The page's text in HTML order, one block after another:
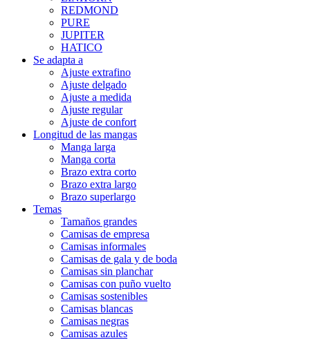
REDMOND
PURE
JUPITER
HATICO
Se adapta a
Ajuste extrafino
Ajuste delgado
Ajuste a medida
Ajuste regular
Ajuste de confort
Longitud de las mangas
Manga larga
Manga corta
Brazo extra corto
Brazo extra largo
Brazo superlargo
Temas
Tamaños grandes
Camisas de empresa
Camisas informales
Camisas de gala y de boda
Camisas sin planchar
Camisas con puño vuelto
Camisas sostenibles
Camisas blancas
Camisas negras
Camisas azules